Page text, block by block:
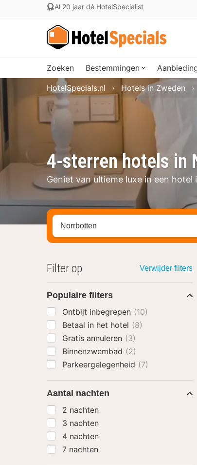
Al 20 jaar dé HotelSpecialist
Zoeken Bestemmingen
4-sterren hotels in
Geniet van ultieme luxe in een
HotelSpecials.nl Hotels in Zweden
Zoek op hotel, regio of stad
Filter op Verwijder filters
Populaire filters
Ontbijt inbegrepen (10)
Betaal in het hotel (8)
Gratis annuleren (3)
Binnenzwembad (2)
Parkeergelegenheid (7)
Aantal nachten
2 nachten
3 nachten
4 nachten
7 nachten